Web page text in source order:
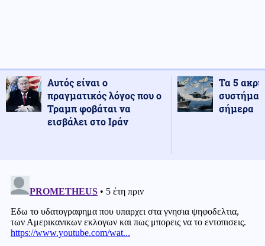
Αυτός είναι ο
πραγματικός λόγος που ο
Τραμπ φοβάται να
εισβάλει στο Ιράν
Τα 5
σήμερα